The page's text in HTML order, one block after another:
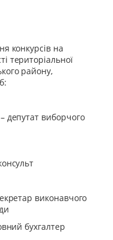
конкурсів на
територіальної
району,
депутат виборчого
виконавчого
бухгалтер